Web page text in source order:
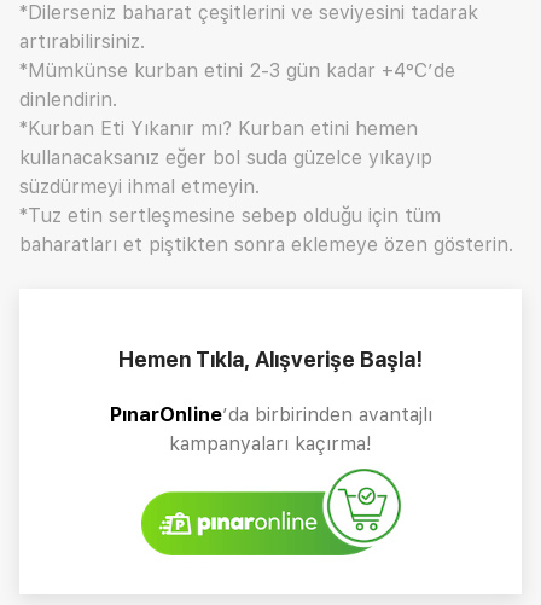
*Dilerseniz baharat çeşitlerini ve seviyesini tadarak
artırabilirsiniz.
*Mümkünse kurban etini 2-3 gün kadar +4°C’de
dinlendirin.
*Kurban Eti Yıkanır mı? Kurban etini hemen
kullanacaksanız eğer bol suda güzelce yıkayıp
süzdürmeyi ihmal etmeyin.
*Tuz etin sertleşmesine sebep olduğu için tüm
baharatları et piştikten sonra eklemeye özen gösterin.
Hemen Tıkla, Alışverişe Başla!
PınarOnline’da birbirinden avantajlı
kampanyaları kaçırma!